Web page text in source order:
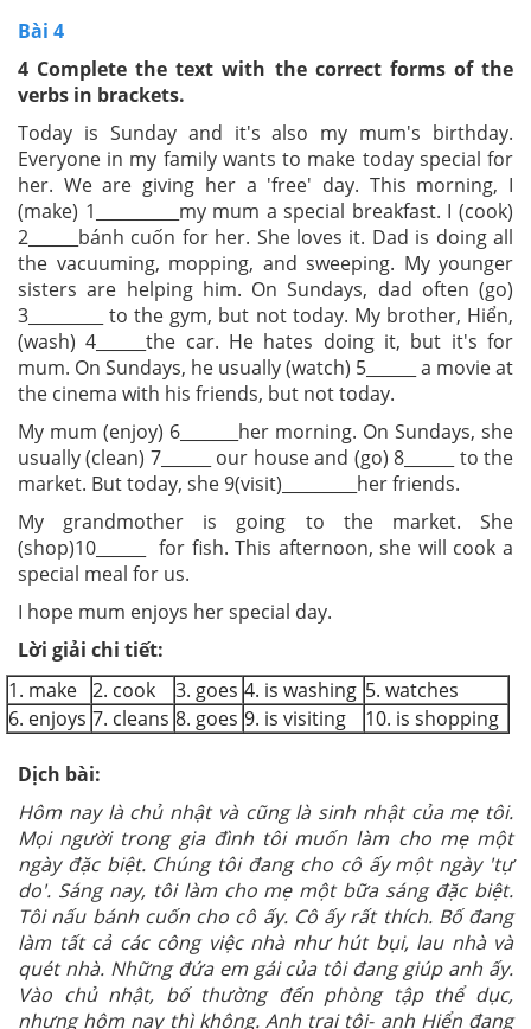
Bài 4
4 Complete the text with the correct forms of the
verbs in brackets.
Today is Sunday and it's also my mum's birthday.
Everyone in my family wants to make today special for
her. We are giving her a 'free' day. This morning, I
(make) 1__________my mum a special breakfast. I (cook)
2______bánh cuốn for her. She loves it. Dad is doing all
the vacuuming, mopping, and sweeping. My younger
sisters are helping him. On Sundays, dad often (go)
3_________ to the gym, but not today. My brother, Hiển,
(wash) 4______the car. He hates doing it, but it's for
mum. On Sundays, he usually (watch) 5______ a movie at
the cinema with his friends, but not today.
My mum (enjoy) 6_______her morning. On Sundays, she
usually (clean) 7______ our house and (go) 8______ to the
market. But today, she 9(visit)_________her friends.
My grandmother is going to the market. She
(shop)10______ for fish. This afternoon, she will cook a
special meal for us.
I hope mum enjoys her special day.
Lời giải chi tiết:
1. make 2. cook 3. goes 4. is washing 5. watches
6. enjoys 7. cleans 8. goes 9. is visiting 10. is shopping
Dịch bài:
Hôm nay là chủ nhật và cũng là sinh nhật của mẹ tôi.
Mọi người trong gia đình tôi muốn làm cho mẹ một
ngày đặc biệt. Chúng tôi đang cho cô ấy một ngày 'tự
do'. Sáng nay, tôi làm cho mẹ một bữa sáng đặc biệt.
Tôi nấu bánh cuốn cho cô ấy. Cô ấy rất thích. Bố đang
làm tất cả các công việc nhà như hút bụi, lau nhà và
quét nhà. Những đứa em gái của tôi đang giúp anh ấy.
Vào chủ nhật, bố thường đến phòng tập thể dục,
nhưng hôm nay thì không. Anh trai tôi- anh Hiển đang